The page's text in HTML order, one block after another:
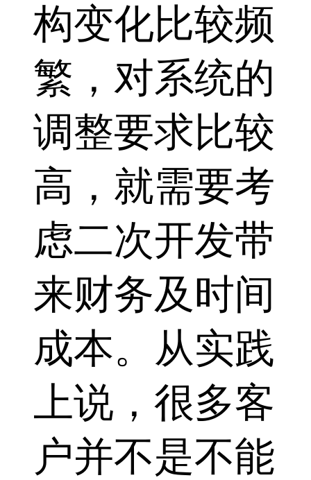
构变化比较频
繁，对系统的
调整要求比较
高，就需要考
虑二次开发带
来财务及时间
成本。从实践
上说，很多客
户并不是不能